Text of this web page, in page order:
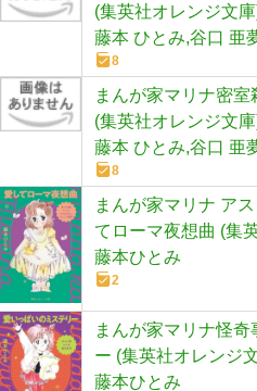
(集英社オレンジ文
藤本 ひとみ,谷口 亜
8
まんが家マリナ密
(集英社オレンジ文
藤本 ひとみ,谷口 亜
8
まんが家マリナ ア
てローマ夜想曲 (集
藤本ひとみ
2
まんが家マリナ怪
ー (集英社オレンジ
藤本ひとみ